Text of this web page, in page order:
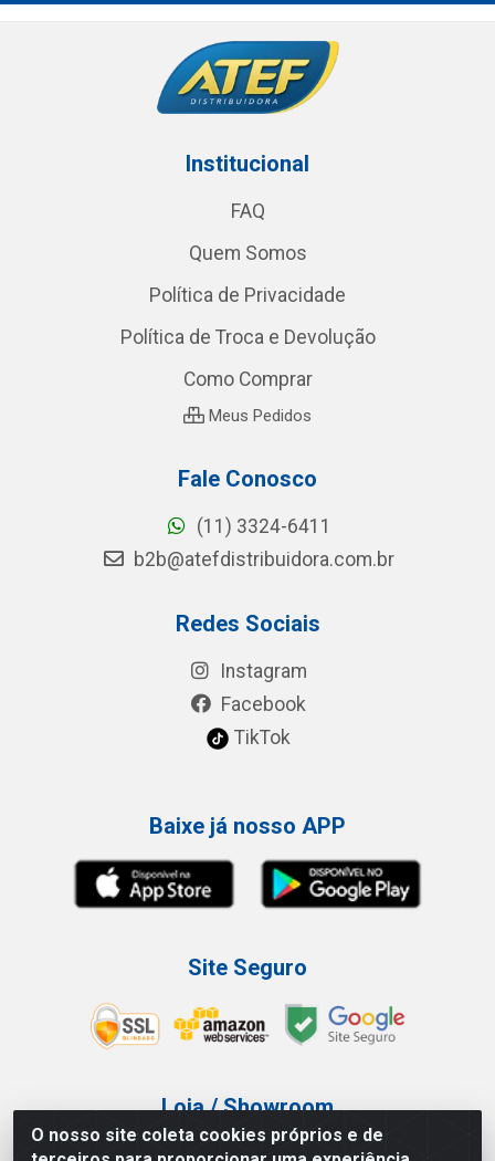
O nosso site coleta cookies próprios e de
Institucional
FAQ
Quem Somos
Política de Privacidade
Política de Troca e Devolução
Como Comprar
Meus Pedidos
Fale Conosco
(11) 3324-6411
b2b@atefdistribuidora.com.br
Redes Sociais
Instagram
Facebook
TikTok
Baixe já nosso APP
Site Seguro
Loja / Showroom
Tel.: (11) 3227-0546